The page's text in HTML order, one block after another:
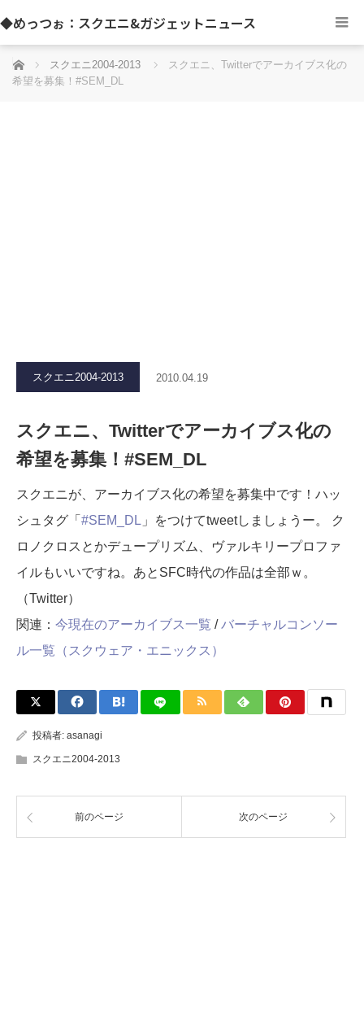
◆めっつぉ：スクエニ&ガジェットニュース
ホーム スクエニ2004-2013
スクエニ、Twitterでアーカイブス化の
希望を募集！#SEM_DL
スクエニ2004-2013 2010.04.19
スクエニ、Twitterでアーカイブス化の
希望を募集！#SEM_DL
スクエニが、アーカイブス化の希望を募集中です！ハッ
シュタグ「 #SEM_DL 」をつけてtweetしましょうー。 ク
ロノクロスとかデュープリズム、ヴァルキリープロファ
イルもいいですね。あとSFC時代の作品は全部ｗ。
（Twitter）
関連： 今現在のアーカイブス一覧 /バーチャルコンソー
ル一覧（スクウェア・エニックス）
投稿者: asanagi
スクエニ2004-2013
前のページ 次のページ